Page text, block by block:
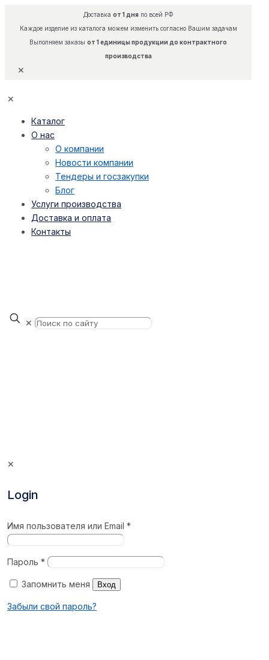
Доставка от 1 дняпо всей РФ
Каждое изделие из каталога можем изменить согласно Вашим задачам
Выполняем заказы от 1 единицы продукции до контрактного
производства
✕
✕
Каталог
О нас
О компании
Новости компании
Тендеры и госзакупки
Блог
Услуги производства
Доставка и оплата
Контакты
✕
✕
Login
Имя пользователя или Email*
Пароль*
Запомнить меня Вход
Забыли свой пароль?